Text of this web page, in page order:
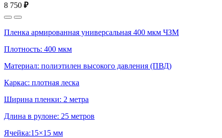
8 750 ₽
Пленка армированная универсальная 400 мкм ЧЗМ
Плотность: 400 мкм
Материал: полиэтилен высокого давления (ПВД)
Каркас: плотная леска
Ширина пленки: 2 метра
Длина в рулоне: 25 метров
Ячейка:15×15 мм